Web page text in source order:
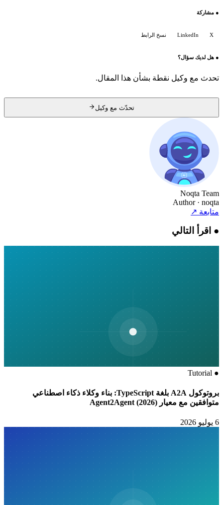
●مشاركة
LinkedIn نسخ الرابط
●هل لديك سؤال؟
تحدث مع وكيل نقطة بشأن هذا المقال.
تحدّث مع وكيل
Noqta Team
Author · noqta
متابعة↗
●اقرأ التالي
●
Tutorial
بروتوكول A2A بلغة TypeScript: بناء وكلاء ذكاء اصطناعي
متوافقين مع معيار Agent2Agent (2026)